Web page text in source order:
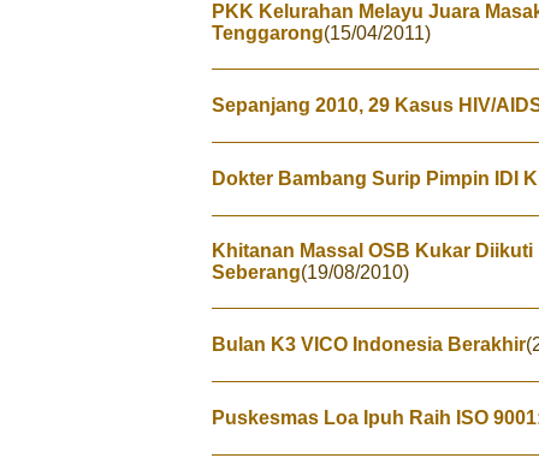
PKK Kelurahan Melayu Juara
Tenggarong(15/04/2011)
Sepanjang 2010, 29 Kasus HIV/
Dokter Bambang Surip Pimpin IDI
Khitanan Massal OSB Kukar
Seberang(19/08/2010)
Bulan K3 VICO Indonesia Berakhir
Puskesmas Loa Ipuh Raih ISO